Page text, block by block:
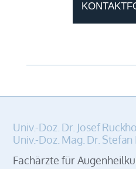
Univ.-Doz. Dr. Josef
Univ.-Doz. Mag. Dr. Stefan
Fachärzte für